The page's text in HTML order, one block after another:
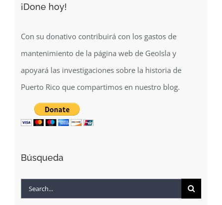
¡Done hoy!
Con su donativo contribuirá con los gastos de
mantenimiento de la página web de GeoIsla y
apoyará las investigaciones sobre la historia de
Puerto Rico que compartimos en nuestro blog.
Búsqueda
Search